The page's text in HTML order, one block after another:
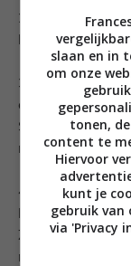
2. Verwarm de
koekenpan op
3. Voeg de ui
aan, voeg wat
Serrano ham
minuut mee.
4. Voeg nu de
brand de
Zodra de bloem
melk in kleine
slaan en in
om onze
tonen,
content te
Hiervoor
kunt je
gebruik van
via 'Privacy